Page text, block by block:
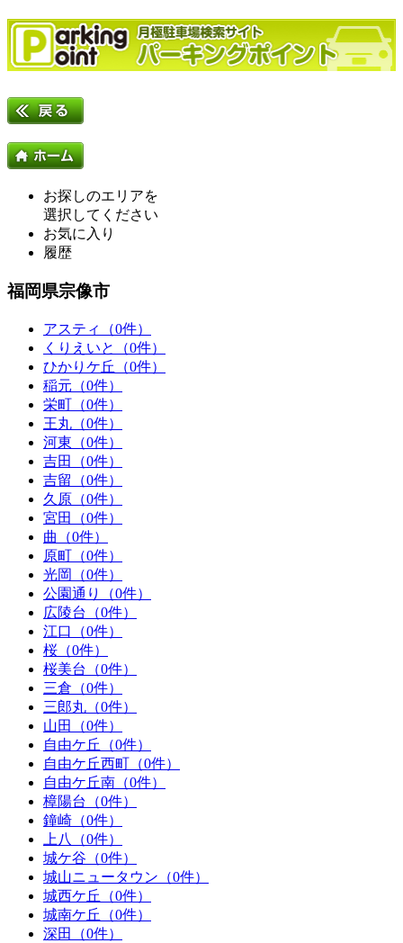
お探しのエリアを
選択してください
お気に入り
履歴
福岡県宗像市
アスティ（0件）
くりえいと（0件）
ひかりケ丘（0件）
稲元（0件）
栄町（0件）
王丸（0件）
河東（0件）
吉田（0件）
吉留（0件）
久原（0件）
宮田（0件）
曲（0件）
原町（0件）
光岡（0件）
公園通り（0件）
広陵台（0件）
江口（0件）
桜（0件）
桜美台（0件）
三倉（0件）
三郎丸（0件）
山田（0件）
自由ケ丘（0件）
自由ケ丘西町（0件）
自由ケ丘南（0件）
樟陽台（0件）
鐘崎（0件）
上八（0件）
城ケ谷（0件）
城山ニュータウン（0件）
城西ケ丘（0件）
城南ケ丘（0件）
深田（0件）